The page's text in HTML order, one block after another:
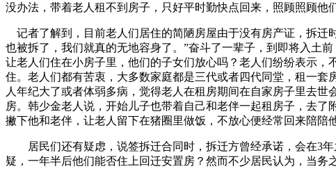
没办法，带着老人租不到房子，只好平时勤快点回来，照顾照顾他
记者了解到，目前老人们居住的简陋房屋由于没有房产证，拆迁
也被拆了，我们就真的无地容身了。”奋斗了一辈子，到即将入土
让老人们住在小房子里，他们的子女们放心吗？老人们纷纷表示
住。老人们都有苦衷，大多数家庭都是三代或者四代同堂，租一
人年纪大了或者体弱多病，觉得老人在租房期间在自家房子里去
房。韩少金老人说，开始儿子也带着自己和老伴一起租房子，去
撇下他和老伴，让老人留下在猪圈里做饭，不放心便经常回来陪陪
居民们还有疑虑，说签拆迁合同时，拆迁方曾经承诺，会在3年
疑，一年半后他们能否住上回迁安置房？然而不少居民认为，当务